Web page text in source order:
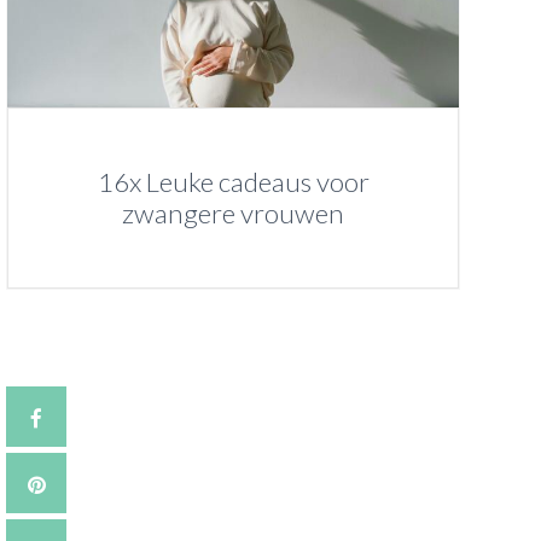
16x Leuke cadeaus voor
zwangere vrouwen